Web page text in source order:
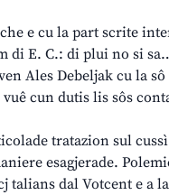
e cu la part scrite
di E. C.: di plui no si
Ales Debeljak cu la
cun dutis lis sôs
tratazion sul
esagjerade.
talians dal Votcent e a